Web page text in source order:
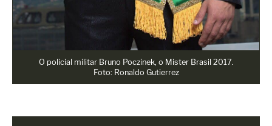
O policial militar Bruno Poczinek, o Mister Brasil 2017.
Foto: Ronaldo Gutierrez